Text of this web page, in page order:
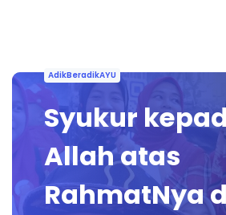
AdikBeradikAYU
Syukur
Allah atas
RahmatNya